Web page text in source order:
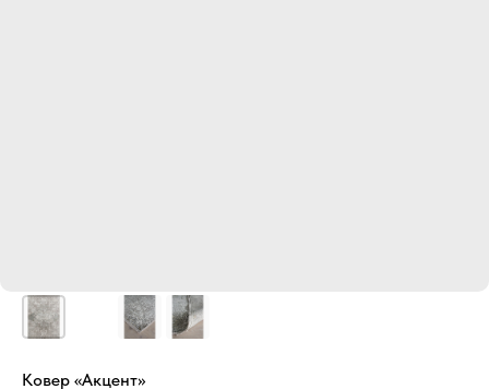
Ковер «Акцент»